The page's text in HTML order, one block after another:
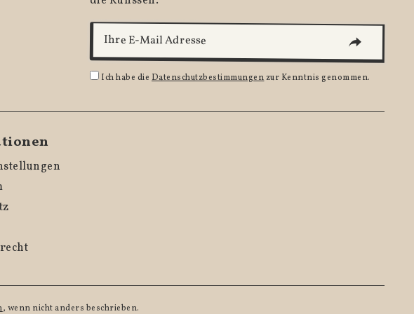
Ich habe die Datenschutzbestimmungen zur Kenntnis genommen.
, wenn nicht anders beschrieben.